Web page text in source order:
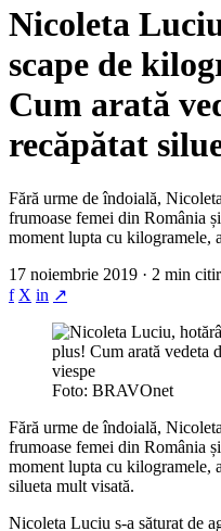
Nicoleta
scape de
Cum arată
recăpătat
Fără urme de îndoială,
frumoase femei din România
moment lupta cu kilogramele,
17 noiembrie 2019 · 2 min
f X in ↗
Foto: BRAVOnet
Fără urme de îndoială,
frumoase femei din România
moment lupta cu kilogramele,
silueta mult visată.
Nicoleta Luciu s-a săturat de